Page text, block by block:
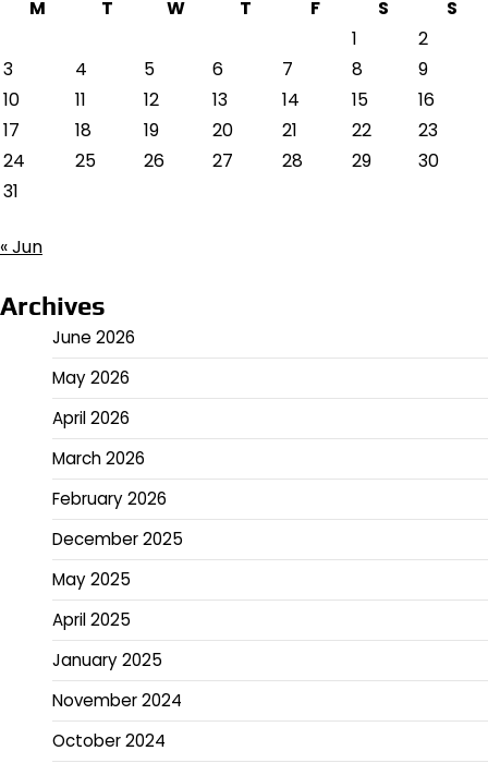
M
T W T F S
S
1
2
3
4 5 6 7 8
9
10
11 12 13 14 15
16
17
18 19 20 21 22
23
24
25 26 27 28 29
30
31
« Jun
Archives
June 2026
May 2026
April 2026
March 2026
February 2026
December 2025
May 2025
April 2025
January 2025
November 2024
October 2024